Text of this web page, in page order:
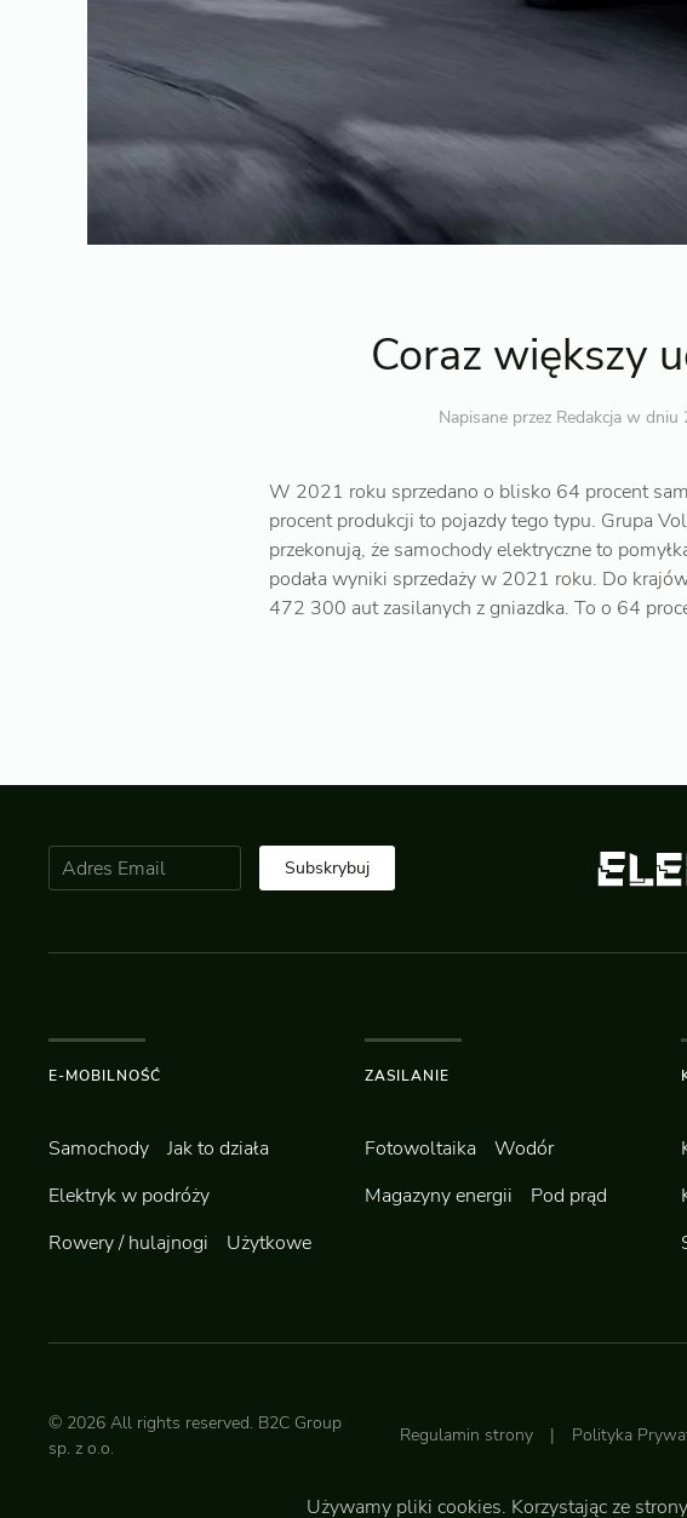
Coraz większy
Napisane przez Redakcjaw dniu
W 2021 roku sprzedano o blisko 64 procent
procent produkcji to pojazdy tego typu. Grupa
przekonują, że samochody elektryczne to
podała wyniki sprzedaży w 2021 roku. Do
472 300 aut zasilanych z gniazdka. To o 64
Subskrybuj
E-MOBILNOŚĆ
Samochody
Jak to działa
Elektryk w podróży
Rowery / hulajnogi
Użytkowe
ZASILANIE
Fotowoltaika
Wodór
Magazyny energii
Pod prąd
© 2026 All rights reserved. B2C Group
sp. z o.o.
Regulamin strony | Polityka
Używamy pliki cookies. Korzystając ze